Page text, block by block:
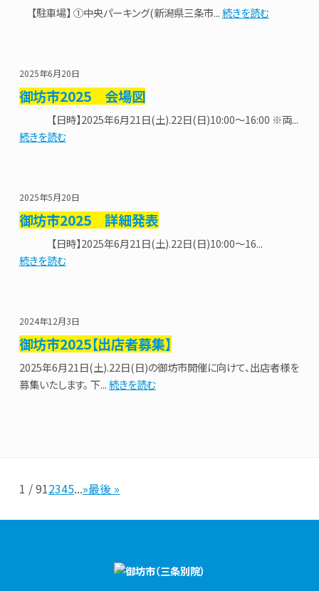
【駐車場】 ①中央パーキング(新潟県三条市...続きを読む
2025年6月20日
御坊市2025 会場図
【日時】2025年6月21日(土).22日(日)10:00〜16:00 ※両...
続きを読む
2025年5月20日
御坊市2025 詳細発表
【日時】2025年6月21日(土).22日(日)10:00〜16...
続きを読む
2024年12月3日
御坊市2025【出店者募集】
2025年6月21日(土).22日(日)の御坊市開催に向けて、出店者様を
募集いたします。 下...続きを読む
1 / 912345...»最後 »